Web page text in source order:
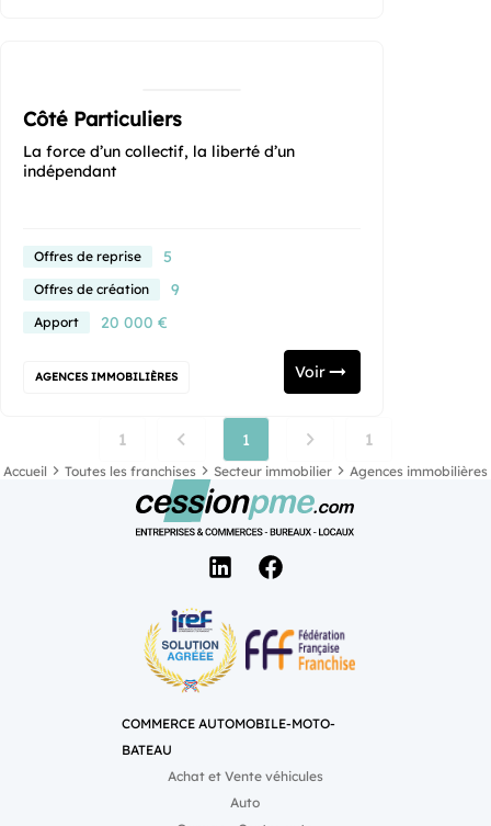
Côté Particuliers
La force d’un collectif, la liberté d’un
indépendant
Offres de reprise 5
Offres de création 9
Apport 20 000 €
AGENCES IMMOBILIÈRES Voir
1 1 1
Accueil Toutes les franchises Secteur immobilier Agences immobilières
COMMERCE AUTOMOBILE-MOTO-
BATEAU
Achat et Vente véhicules
Auto